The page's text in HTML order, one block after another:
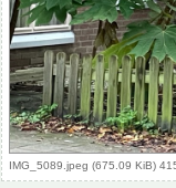
IMG_5089.jpeg (675.09 KiB)